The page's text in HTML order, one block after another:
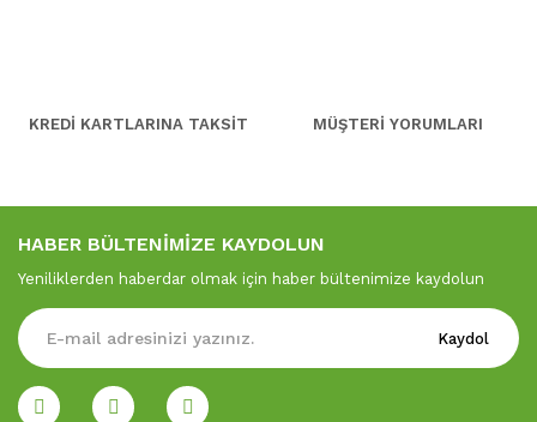
KREDİ KARTLARINA TAKSİT MÜŞTERİ YORUMLARI
HABER BÜLTENİMİZE KAYDOLUN
Yeniliklerden haberdar olmak için haber bültenimize kaydolun
Kaydol